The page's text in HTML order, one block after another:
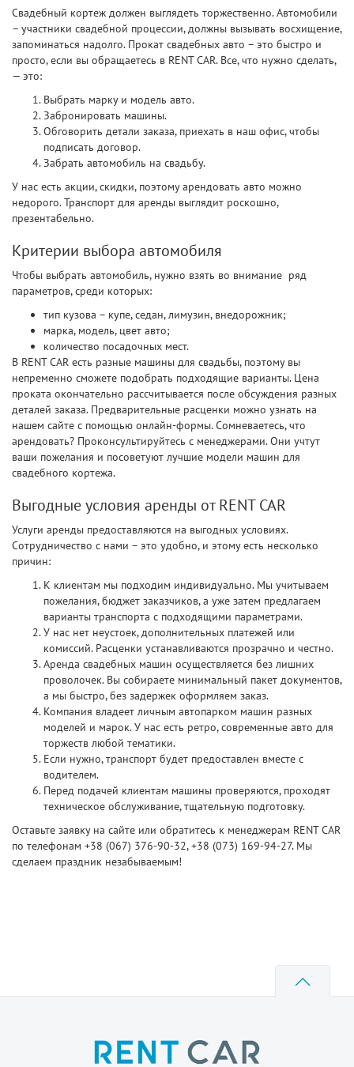
Свадебный кортеж должен выглядеть торжественно. Автомобили
– участники свадебной процессии, должны вызывать восхищение,
запоминаться надолго. Прокат свадебных авто – это быстро и
просто, если вы обращаетесь в RENT CAR. Все, что нужно сделать,
— это:
Выбрать марку и модель авто.
Забронировать машины.
Обговорить детали заказа, приехать в наш офис, чтобы
подписать договор.
Забрать автомобиль на свадьбу.
У нас есть акции, скидки, поэтому арендовать авто можно
недорого. Транспорт для аренды выглядит роскошно,
презентабельно.
Критерии выбора автомобиля
Чтобы выбрать автомобиль, нужно взять во внимание ряд
параметров, среди которых:
тип кузова – купе, седан, лимузин, внедорожник;
марка, модель, цвет авто;
количество посадочных мест.
В RENT CAR есть разные машины для свадьбы, поэтому вы
непременно сможете подобрать подходящие варианты. Цена
проката окончательно рассчитывается после обсуждения разных
деталей заказа. Предварительные расценки можно узнать на
нашем сайте с помощью онлайн-формы. Сомневаетесь, что
арендовать? Проконсультируйтесь с менеджерами. Они учтут
ваши пожелания и посоветуют лучшие модели машин для
свадебного кортежа.
Выгодные условия аренды от RENT CAR
Услуги аренды предоставляются на выгодных условиях.
Сотрудничество с нами – это удобно, и этому есть несколько
причин:
К клиентам мы подходим индивидуально. Мы учитываем
пожелания, бюджет заказчиков, а уже затем предлагаем
варианты транспорта с подходящими параметрами.
У нас нет неустоек, дополнительных платежей или
комиссий. Расценки устанавливаются прозрачно и честно.
Аренда свадебных машин осуществляется без лишних
проволочек. Вы собираете минимальный пакет документов,
а мы быстро, без задержек оформляем заказ.
Компания владеет личным автопарком машин разных
моделей и марок. У нас есть ретро, современные авто для
торжеств любой тематики.
Если нужно, транспорт будет предоставлен вместе с
водителем.
Перед подачей клиентам машины проверяются, проходят
техническое обслуживание, тщательную подготовку.
Оставьте заявку на сайте или обратитесь к менеджерам RENT CAR
по телефонам +38 (067) 376-90-32, +38 (073) 169-94-27. Мы
сделаем праздник незабываемым!